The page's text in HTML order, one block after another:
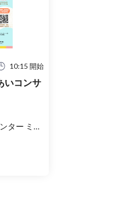
10:15 開始
いコンサ
ル 音楽ルーム